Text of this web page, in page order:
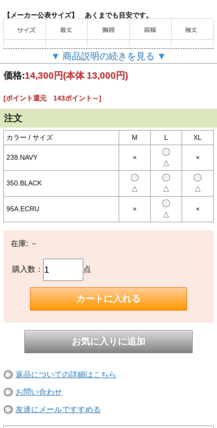
【メーカー公表サイズ】 あくまでも目安です。
（単位：cm）
【商品説明】
フレッドペリー伝統の「ストリームラインフィット」M12を再解釈し
現代風にアレンジ。
・FRED PERRYのシグネチャーである5:4:4のティップライン
・M12に比べ身幅がスリムで長めの着丈と短めの袖丈
・通気性に優れたコットンピケを採用
・M12に比べシャリ感がありドライタッチ
・ユニセックスデザイン
【素材】
〇本体：綿100%
【生産国】
多少異なる場合があります。
※当店取扱い商品は一部店頭在庫と共有をしております。
ご注文時に「在庫あり」の表示でも、実際は売り違いにより欠品が発
うえ注文いただきますようお願い申し上げます。
▼ 商品説明の続きを見る ▼
価格:14,300円(本体 13,000円)
[ポイント還元 143ポイント～]
注文
カラー / サイズ M L XL
238.NAVY
×
△
×
350.BLACK
△
△ △
95A.ECRU
×
△
×
在庫: －
購入数： 点
返品についての詳細はこちら
お問い合わせ
友達にメールですすめる